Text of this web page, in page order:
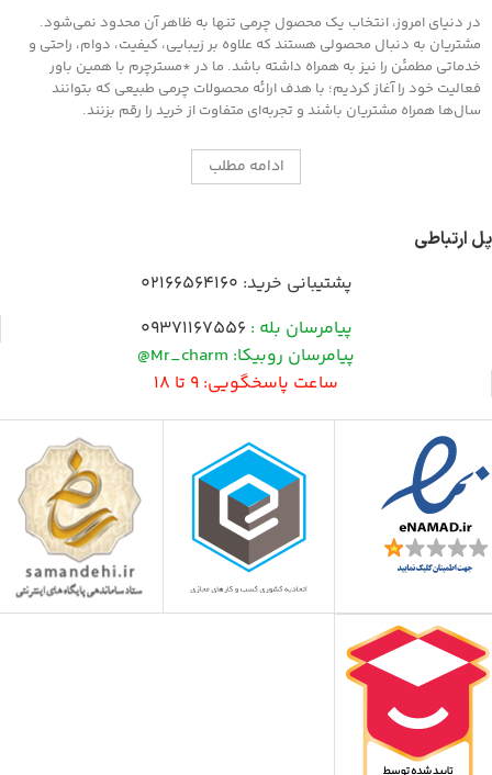
در دنیای امروز، انتخاب یک محصول چرمی تنها به ظاهر آن محدود نمی‌شود.
مشتریان به دنبال محصولی هستند که علاوه بر زیبایی، کیفیت، دوام، راحتی و
خدماتی مطمئن را نیز به همراه داشته باشد. ما در *مسترچرم با همین باور
فعالیت خود را آغاز کردیم؛ با هدف ارائه محصولات چرمی طبیعی که بتوانند
سال‌ها همراه مشتریان باشند و تجربه‌ای متفاوت از خرید را رقم بزنند.
ادامه مطلب
پل ارتباطی
پشتیبانی خرید: 02166564160
پیامرسان بله : 09371167556
پیامرسان روبیکا: Mr_charm@
ساعت پاسخگویی: 9 تا 18